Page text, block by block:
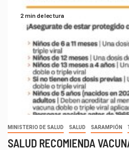
2 min de lectura
MINISTERIO DE SALUD SALUD SARAMPIÓN
SALUD RECOMIENDA